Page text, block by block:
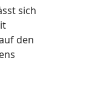
sich
den